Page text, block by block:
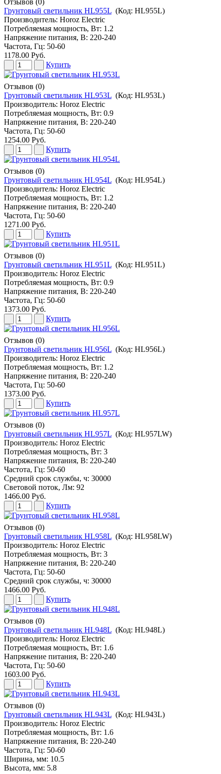
Грунтовый светильник HL955L (Код: HL955L)
Производитель: Horoz Electric
Потребляемая мощность, Вт: 1.2
Напряжение питания, В: 220-240
Частота, Гц: 50-60
1178.00 Руб.
Купить
Отзывов (0)
Грунтовый светильник HL953L (Код: HL953L)
Производитель: Horoz Electric
Потребляемая мощность, Вт: 0.9
Напряжение питания, В: 220-240
Частота, Гц: 50-60
1254.00 Руб.
Купить
Отзывов (0)
Грунтовый светильник HL954L (Код: HL954L)
Производитель: Horoz Electric
Потребляемая мощность, Вт: 1.2
Напряжение питания, В: 220-240
Частота, Гц: 50-60
1271.00 Руб.
Купить
Отзывов (0)
Грунтовый светильник HL951L (Код: HL951L)
Производитель: Horoz Electric
Потребляемая мощность, Вт: 0.9
Напряжение питания, В: 220-240
Частота, Гц: 50-60
1373.00 Руб.
Купить
Отзывов (0)
Грунтовый светильник HL956L (Код: HL956L)
Производитель: Horoz Electric
Потребляемая мощность, Вт: 1.2
Напряжение питания, В: 220-240
Частота, Гц: 50-60
1373.00 Руб.
Купить
Отзывов (0)
Грунтовый светильник HL957L (Код: HL957LW)
Производитель: Horoz Electric
Потребляемая мощность, Вт: 3
Напряжение питания, В: 220-240
Частота, Гц: 50-60
Средний срок службы, ч: 30000
Световой поток, Лм: 92
1466.00 Руб.
Купить
Отзывов (0)
Грунтовый светильник HL958L (Код: HL958LW)
Производитель: Horoz Electric
Потребляемая мощность, Вт: 3
Напряжение питания, В: 220-240
Частота, Гц: 50-60
Средний срок службы, ч: 30000
1466.00 Руб.
Купить
Отзывов (0)
Грунтовый светильник HL948L (Код: HL948L)
Производитель: Horoz Electric
Потребляемая мощность, Вт: 1.6
Напряжение питания, В: 220-240
Частота, Гц: 50-60
1603.00 Руб.
Купить
Отзывов (0)
Грунтовый светильник HL943L (Код: HL943L)
Производитель: Horoz Electric
Потребляемая мощность, Вт: 1.6
Напряжение питания, В: 220-240
Частота, Гц: 50-60
Ширина, мм: 10.5
Высота, мм: 5.8